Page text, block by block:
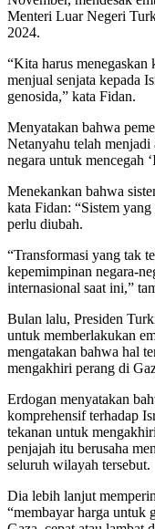
Menteri Luar Negeri
2024.
“Kita harus menegaskan
menjual senjata kepada
genosida,” kata Fidan.
Menyatakan bahwa
Netanyahu telah menjadi
negara untuk mencegah
Menekankan bahwa
kata Fidan: “Sistem
perlu diubah.
“Transformasi yang tak
kepemimpinan negara-
internasional saat ini,”
Bulan lalu, Presiden
untuk memberlakukan
mengatakan bahwa hal
mengakhiri perang di
Erdogan menyatakan
komprehensif terhadap
tekanan untuk
penjajah itu berusaha
seluruh wilayah tersebut.
Dia lebih lanjut
“membayar harga untuk